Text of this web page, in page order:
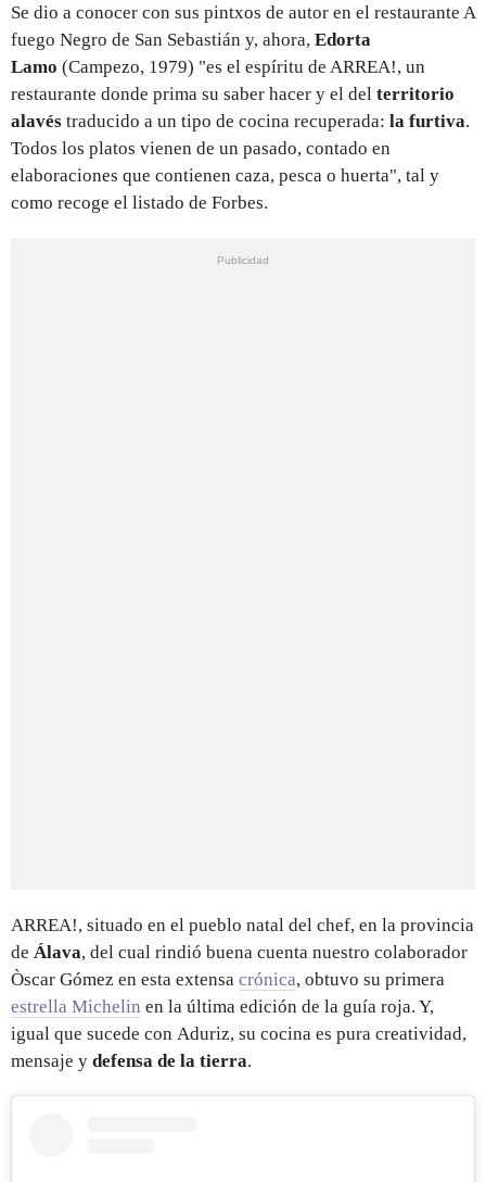
Se dio a conocer con sus pintxos de autor en el restaurante A
fuego Negro de San Sebastián y, ahora, Edorta
Lamo (Campezo, 1979) "es el espíritu de ARREA!, un
restaurante donde prima su saber hacer y el del territorio
alavés traducido a un tipo de cocina recuperada: la furtiva.
Todos los platos vienen de un pasado, contado en
elaboraciones que contienen caza, pesca o huerta", tal y
como recoge el listado de Forbes.
ARREA!, situado en el pueblo natal del chef, en la provincia
de Álava, del cual rindió buena cuenta nuestro colaborador
Òscar Gómez en esta extensa crónica, obtuvo su primera
estrella Michelin en la última edición de la guía roja. Y,
igual que sucede con Aduriz, su cocina es pura creatividad,
mensaje y defensa de la tierra.